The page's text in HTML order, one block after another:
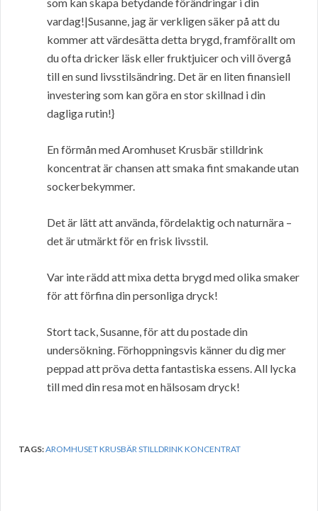
vardag!|Susanne, jag är verkligen säker på att du
kommer att värdesätta detta brygd, framförallt om
du ofta dricker läsk eller fruktjuicer och vill övergå
till en sund livsstilsändring. Det är en liten finansiell
investering som kan göra en stor skillnad i din
dagliga rutin!}
En förmån med Aromhuset Krusbär stilldrink
koncentrat är chansen att smaka fint smakande utan
sockerbekymmer.
Det är lätt att använda, fördelaktig och naturnära –
det är utmärkt för en frisk livsstil.
Var inte rädd att mixa detta brygd med olika smaker
för att förfina din personliga dryck!
Stort tack, Susanne, för att du postade din
undersökning. Förhoppningsvis känner du dig mer
peppad att pröva detta fantastiska essens. All lycka
till med din resa mot en hälsosam dryck!
TAGS:AROMHUSET KRUSBÄR STILLDRINK KONCENTRAT